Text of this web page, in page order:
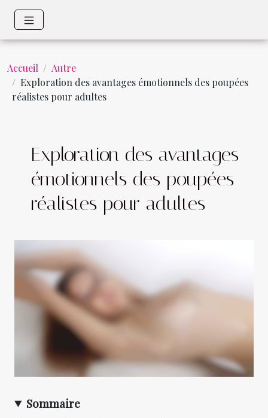
Accueil
Autre
Exploration des avantages émotionnels des poupées
réalistes pour adultes
Exploration des avantages
émotionnels des poupées
réalistes pour adultes
Sommaire